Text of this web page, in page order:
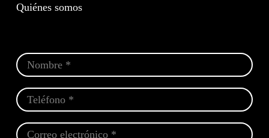
Quiénes somos